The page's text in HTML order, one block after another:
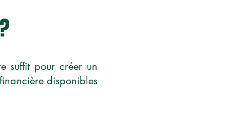
suffit pour créer un
disponibles